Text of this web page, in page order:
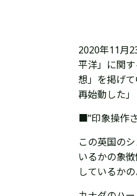
2020年11月
平洋」に関す
想」を掲げて
再始動した
■”印象操作
この英国の
いるかの象
しているか